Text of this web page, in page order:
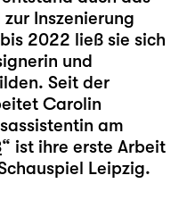
Inszenierung
2022 ließ sie sich
und
Seit der
Carolin
am
“ ist ihre erste Arbeit
Leipzig.